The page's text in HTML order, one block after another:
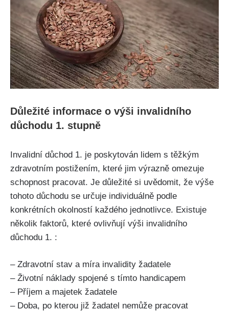
Důležité informace o výši invalidního
důchodu 1. stupně
Invalidní důchod 1. je poskytován lidem s těžkým
zdravotním postižením, které jim výrazně omezuje
schopnost pracovat. Je důležité si uvědomit, že výše
tohoto důchodu se určuje individuálně podle
konkrétních okolností každého jednotlivce. Existuje
několik faktorů, které ovlivňují výši invalidního
důchodu 1. :
– Zdravotní stav a míra invalidity žadatele
– Životní náklady spojené s tímto handicapem
– Příjem a majetek žadatele
– Doba, po kterou již žadatel nemůže pracovat